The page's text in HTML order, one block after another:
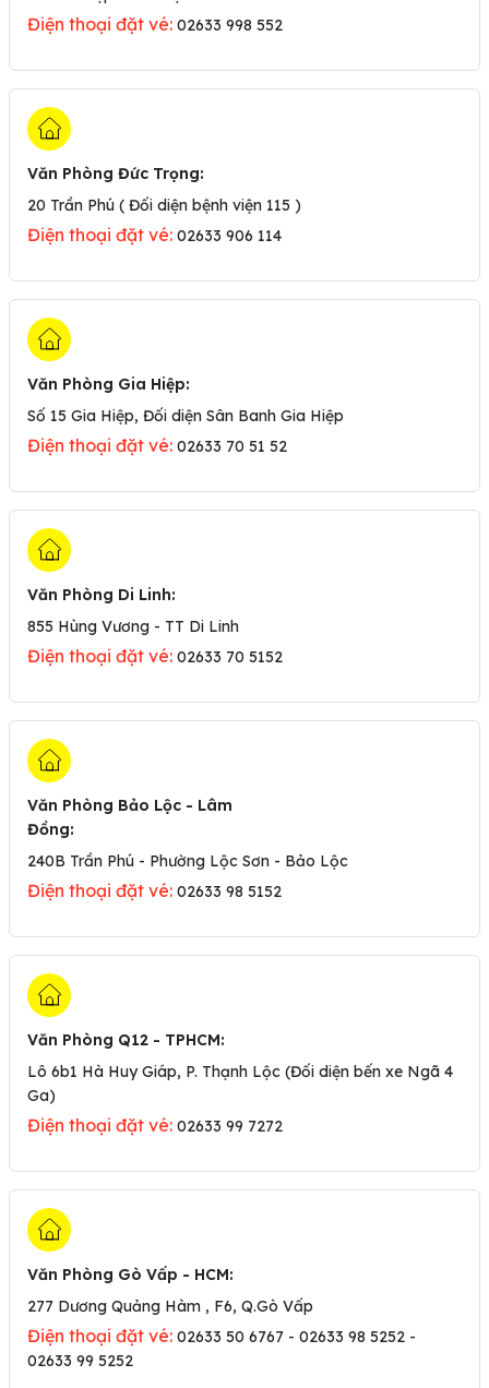
Điện thoại đặt vé: 02633 998 552
Văn Phòng Đức Trọng:
20 Trần Phú ( Đối diện bệnh viện 115 )
Điện thoại đặt vé: 02633 906 114
Văn Phòng Gia Hiệp:
Số 15 Gia Hiệp, Đối diện Sân Banh Gia Hiệp
Điện thoại đặt vé: 02633 70 51 52
Văn Phòng Di Linh:
855 Hùng Vương - TT Di Linh
Điện thoại đặt vé: 02633 70 5152
Văn Phòng Bảo Lộc - Lâm
Đồng:
240B Trần Phú - Phường Lộc Sơn - Bảo Lộc
Điện thoại đặt vé: 02633 98 5152
Văn Phòng Q12 - TPHCM:
Lô 6b1 Hà Huy Giáp, P. Thạnh Lộc (Đối diện bến xe Ngã 4
Ga)
Điện thoại đặt vé: 02633 99 7272
Văn Phòng Gò Vấp - HCM:
277 Dương Quảng Hàm , F6, Q.Gò Vấp
Điện thoại đặt vé: 02633 50 6767 - 02633 98 5252 -
02633 99 5252